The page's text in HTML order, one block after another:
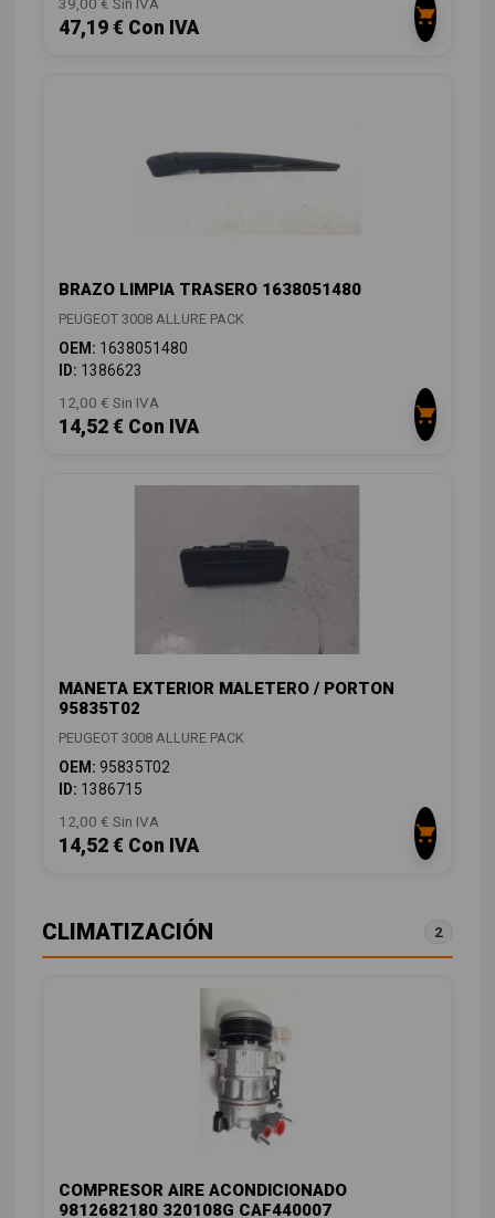
47,19 € Con IVA
BRAZO LIMPIA TRASERO 1638051480
PEUGEOT 3008 ALLURE PACK
OEM: 1638051480
ID: 1386623
12,00 € Sin IVA
14,52 € Con IVA
MANETA EXTERIOR MALETERO / PORTON
95835T02
PEUGEOT 3008 ALLURE PACK
OEM: 95835T02
ID: 1386715
12,00 € Sin IVA
14,52 € Con IVA
CLIMATIZACIÓN 2
COMPRESOR AIRE ACONDICIONADO
9812682180 320108G CAF440007